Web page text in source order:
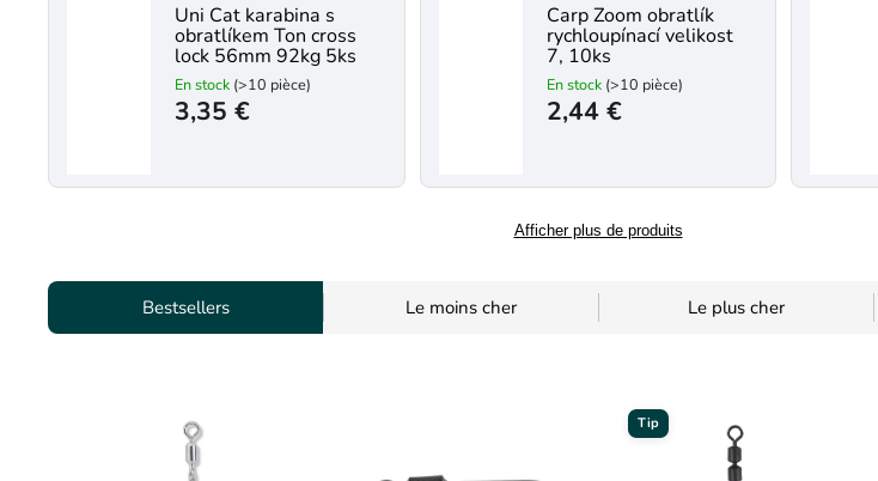
Uni Cat karabina s
obratlíkem Ton cross
lock 56mm 92kg 5ks
En stock (>10 pièce)
3,35 €
Carp Zoom obratlík
rychloupínací velikost
7, 10ks
En stock (>10 pièce)
2,44 €
Afficher plus de produits
Bestsellers Le moins cher Le plus cher
Tip